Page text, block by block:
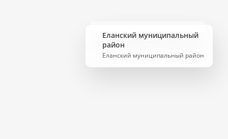
Еланский муниципальный
район
Еланский муниципальный район